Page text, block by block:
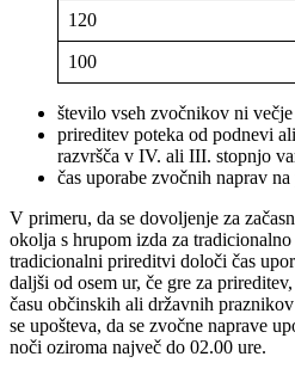
120
100
število vseh zvočnikov ni večje
prireditev poteka od podnevi
razvršča v IV. ali III. stopnjo
čas uporabe zvočnih naprav
V primeru, da se dovoljenje za
okolja s hrupom izda za
tradicionalni prireditvi določi čas
daljši od osem ur, če gre za
času občinskih ali državnih
se upošteva, da se zvočne naprave
noči oziroma največ do 02.00 ure.